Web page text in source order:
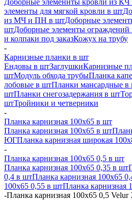
Доборные элеменнты кровли из
элементы для мягкой кровли в шт
из МЧ и ПН в штДоборные
штДоборные элементы ограждений
и колпаки под заказКожух на трубу
-
Карнизные планки в шт
Ендовы в штЗаглушкиКарнизные
штМодуль обхода трубыПланка
лобовые в штПланки мансардные в
штПланки снегозадержания в шт
штТройники и четверники
-
Планка карнизная 100х65 в шт
Планка карнизная 100х65 в шт
ЮГПланка карнизная широкая
-
Планка карнизная 100х65 0,5 в шт
Планка карнизная 100х65 0,35 в шт
0,4 в штПланка карнизная 100х65
100х65 0,55 в штПланка карнизная
-Планка карнизная 100х65 0,5